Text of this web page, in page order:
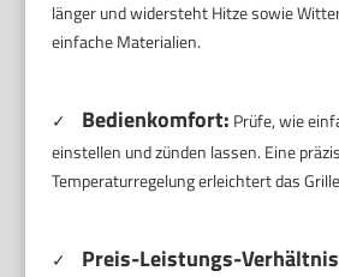
länger und widersteht Hitze sowie
einfache Materialien.
✓ Bedienkomfort: Prüfe, wie
einstellen und zünden lassen. Eine
Temperaturregelung erleichtert das
✓ Preis-Leistungs-